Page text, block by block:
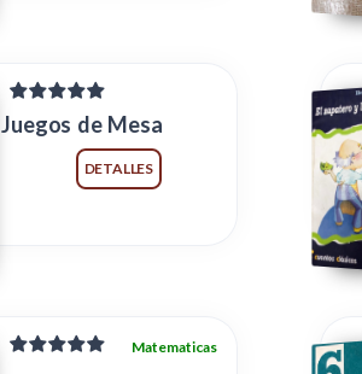
Juegos de Mesa
DETALLES
Matematicas